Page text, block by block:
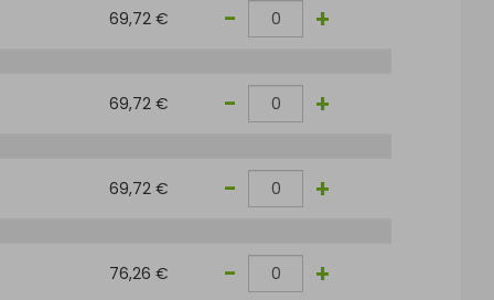
69,72 € - +
69,72 € - +
69,72 € - +
76,26 € - +